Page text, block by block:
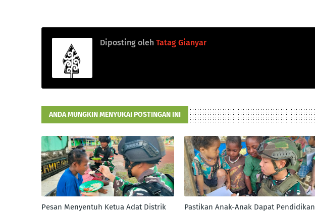
Diposting oleh Tatag Gianyar
ANDA MUNGKIN MENYUKAI POSTINGAN INI
Pesan Menyentuh Ketua Adat Distrik
Pastikan Anak-Anak Dapat Pendidikan